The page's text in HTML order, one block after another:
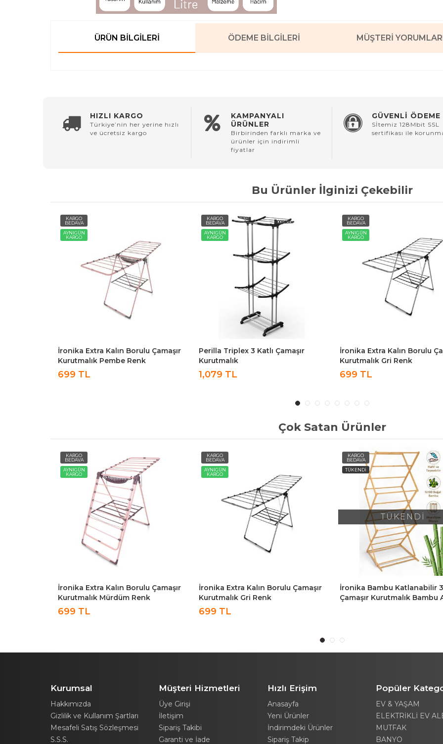
ÜRÜN BILGILERI ÖDEME BILGILERI MÜŞTERI YORUMLARI
HIZLI KARGO
Türkiye’nin her yerine hızlı
ve ücretsiz kargo
KAMPANYALI
ÜRÜNLER
Birbirinden farklı marka ve
ürünler için indirimli
fiyatlar
GÜVENLİ ÖDEME
Sİtemiz 128Mbit SSL
sertifikası ile
Bu Ürünler İlginizi Çekebilir
KARGO
BEDAVA
AYNIGÜN
KARGO
İronika Extra Kalın Borulu Çamaşır
Kurutmalık Pembe Renk
699 TL
KARGO
BEDAVA
AYNIGÜN
KARGO
Perilla Triplex 3 Katlı Çamaşır
Kurutmalık
1,079 TL
KARGO
BEDAVA
AYNIGÜN
KARGO
İronika Extra Kalın Borulu
Kurutmalık Gri Renk
699 TL
Çok Satan Ürünler
KARGO
BEDAVA
AYNIGÜN
KARGO
İronika Extra Kalın Borulu Çamaşır
Kurutmalık Mürdüm Renk
699 TL
KARGO
BEDAVA
AYNIGÜN
KARGO
İronika Extra Kalın Borulu Çamaşır
Kurutmalık Gri Renk
699 TL
KARGO
BEDAVA
TÜKENDİ
TÜKENDİ
İronika Bambu Katlanabilir 3
Çamaşır Kurutmalık Bambu
Kurumsal
Hakkımızda
Gizlilik ve Kullanım Şartları
Mesafeli Satış Sözleşmesi
S.S.S.
Müşteri Hizmetleri
Üye Girişi
İletişim
Sipariş Takibi
Garanti ve İade
Hızlı Erişim
Anasayfa
Yeni Ürünler
İndirimdeki Ürünler
Sipariş Takip
Popüler
EV & YAŞAM
ELEKTRİKLİ EV
MUTFAK
BANYO